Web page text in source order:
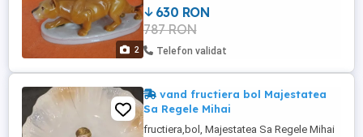
2
630 RON
787 RON
Telefon validat
vand fructiera bol Majestatea
Sa Regele Mihai
fructiera,bol, Majestatea Sa Regele Mihai